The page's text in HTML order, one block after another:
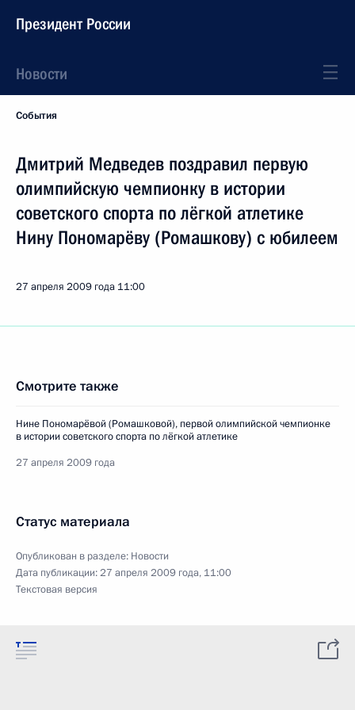
Президент России
Новости
События
Дмитрий Медведев поздравил первую
олимпийскую чемпионку в истории
советского спорта по лёгкой атлетике
Нину Пономарёву (Ромашкову) с юбилеем
27 апреля 2009 года 11:00
Смотрите также
Нине Пономарёвой (Ромашковой), первой олимпийской чемпионке
в истории советского спорта по лёгкой атлетике
27 апреля 2009 года
Статус материала
Опубликован в разделе: Новости
Дата публикации:27 апреля 2009 года, 11:00
Текстовая версия